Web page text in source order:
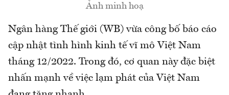
Ảnh minh hoạ
Ngân hàng Thế giới (WB) vừa công bố báo cáo
cập nhật tình hình kinh tế vĩ mô Việt Nam
tháng 12/2022. Trong đó, cơ quan này đặc biệt
nhấn mạnh về việc lạm phát của Việt Nam